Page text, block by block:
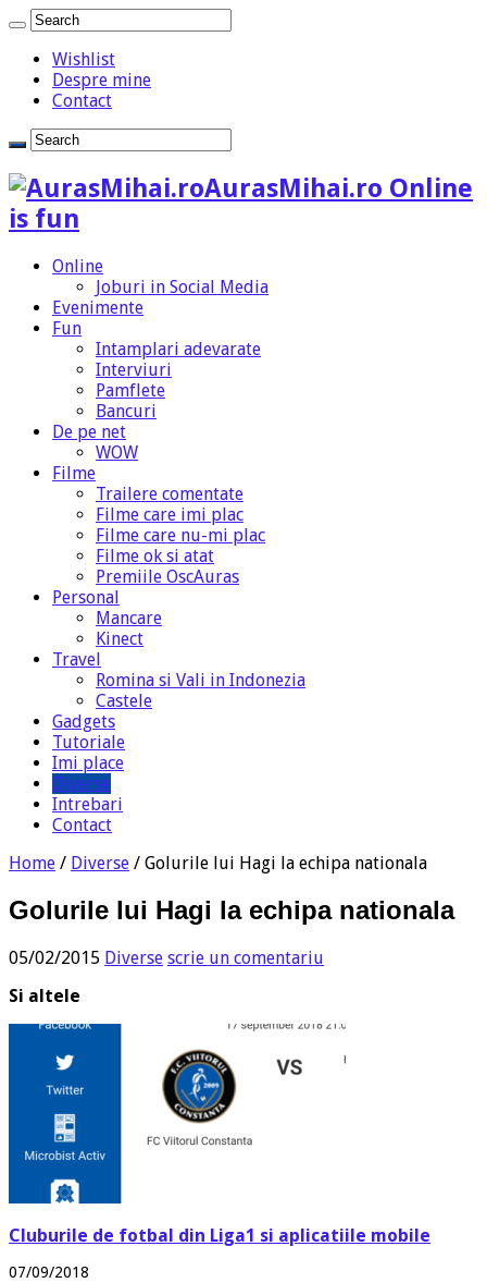
Wishlist
Despre mine
Contact
AurasMihai.ro Online
is fun
Online
Joburi in Social Media
Evenimente
Fun
Intamplari adevarate
Interviuri
Pamflete
Bancuri
De pe net
WOW
Filme
Trailere comentate
Filme care imi plac
Filme care nu-mi plac
Filme ok si atat
Premiile OscAuras
Personal
Mancare
Kinect
Travel
Romina si Vali in Indonezia
Castele
Gadgets
Tutoriale
Imi place
Diverse
Intrebari
Contact
Home / Diverse / Golurile lui Hagi la echipa nationala
Golurile lui Hagi la echipa nationala
05/02/2015 Diverse scrie un comentariu
Si altele
Cluburile de fotbal din Liga1 si aplicatiile mobile
07/09/2018